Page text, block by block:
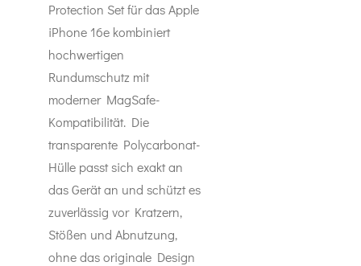
Protection Set für das Apple
iPhone 16e kombiniert
hochwertigen
Rundumschutz mit
moderner MagSafe-
Kompatibilität. Die
transparente Polycarbonat-
Hülle passt sich exakt an
das Gerät an und schützt es
zuverlässig vor Kratzern,
Stößen und Abnutzung,
ohne das originale Design